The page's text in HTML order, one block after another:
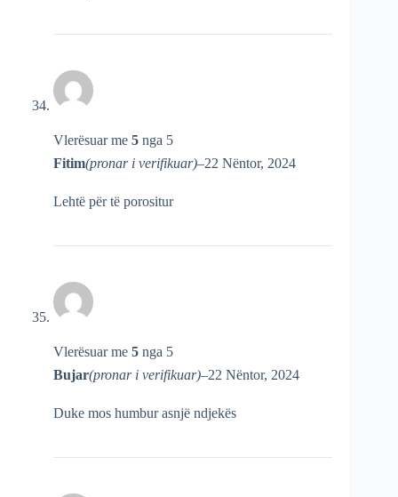
Vlerësuar me 5 nga 5
Fitim(pronar i verifikuar)–22 Nëntor, 2024
Lehtë për të porositur
Vlerësuar me 5 nga 5
Bujar(pronar i verifikuar)–22 Nëntor, 2024
Duke mos humbur asnjë ndjekës